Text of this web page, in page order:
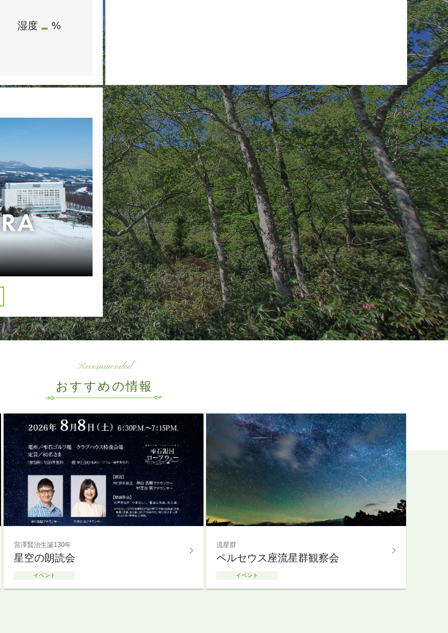
湿度 - %
Recommended
おすすめの情報
宮澤賢治生誕130年
星空の朗読会
イベント
流星群
ペルセウス座流星群観察会
イベント